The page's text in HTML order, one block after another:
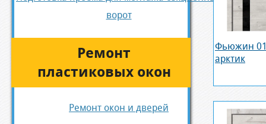
ворот
Ремонт
пластиковых окон
Ремонт окон и дверей
Фьюжин
арктик